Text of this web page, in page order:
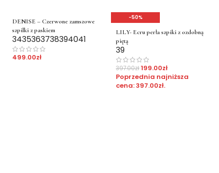
DENISE – Czerwone zamszowe
szpilki z paskiem
3435363738394041
499.00zł
-50%
LILY- Ecru perła szpiki z ozdobną
piętą
39
397.00zł199.00zł
Poprzednia najniższa
cena:397.00zł.